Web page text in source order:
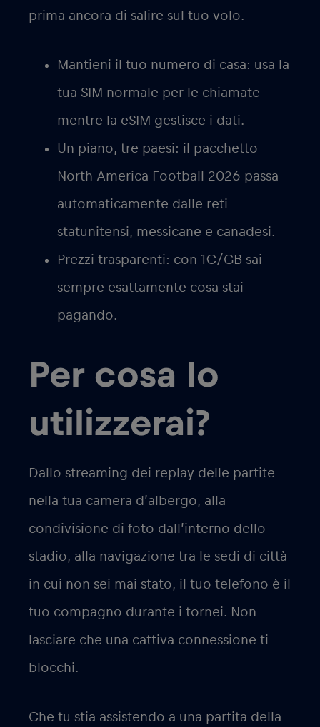
prima ancora di salire sul tuo volo.
Mantieni il tuo numero di casa: usa la
tua SIM normale per le chiamate
mentre la eSIM gestisce i dati.
Un piano, tre paesi: il pacchetto
North America Football 2026 passa
automaticamente dalle reti
statunitensi, messicane e canadesi.
Prezzi trasparenti: con 1€/GB sai
sempre esattamente cosa stai
pagando.
Per cosa lo
utilizzerai?
Dallo streaming dei replay delle partite
nella tua camera d’albergo, alla
condivisione di foto dall’interno dello
stadio, alla navigazione tra le sedi di città
in cui non sei mai stato, il tuo telefono è il
tuo compagno durante i tornei. Non
lasciare che una cattiva connessione ti
blocchi.
Che tu stia assistendo a una partita della